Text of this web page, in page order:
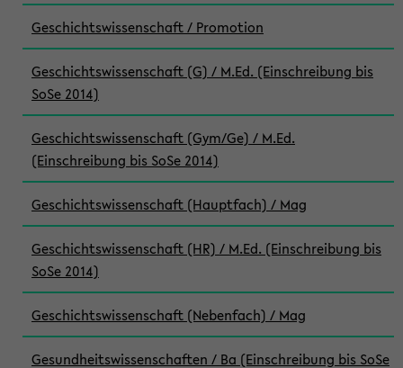
Geschichtswissenschaft / Promotion
Geschichtswissenschaft (G) / M.Ed. (Einschreibung bis
SoSe 2014)
Geschichtswissenschaft (Gym/Ge) / M.Ed.
(Einschreibung bis SoSe 2014)
Geschichtswissenschaft (Hauptfach) / Mag
Geschichtswissenschaft (HR) / M.Ed. (Einschreibung bis
SoSe 2014)
Geschichtswissenschaft (Nebenfach) / Mag
Gesundheitswissenschaften / Ba (Einschreibung bis SoSe